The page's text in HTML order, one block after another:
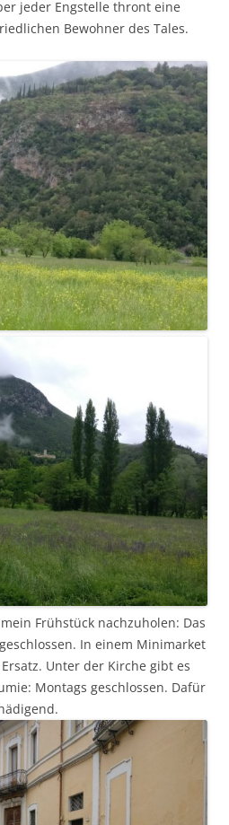
jeder Engstelle thront eine
Bewohner des Tales.
Frühstück nachzuholen: Das
In einem Minimarket
Unter der Kirche gibt es
Montags geschlossen. Dafür